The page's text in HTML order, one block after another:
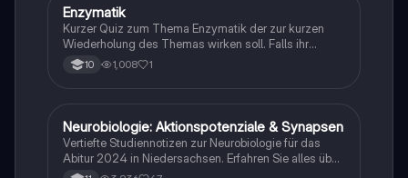
EBiologie
Enzymatik
Kurzer Quiz zum Thema Enzymatik der zur kurzen
Wiederholung des Themas wirken soll. Falls ihr
Fehlern begegnet wäre ich dankbar ,wenn ihr mir
diese weiterleitet. Danke und euch viel Spaß dabei!
10 1,008 1
Biologie
Neurobiologie: Aktionspotenziale & Synapsen
Vertiefte Studiennotizen zur Neurobiologie für das
Abitur 2024 in Niedersachsen. Erfahren Sie alles über
Aktionspotenziale, Ruhepotenziale, synaptische